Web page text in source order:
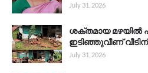
July 31, 2026
ശക്തമായ മഴയിൽ
ഇടിഞ്ഞുവീണ്
July 31, 2026